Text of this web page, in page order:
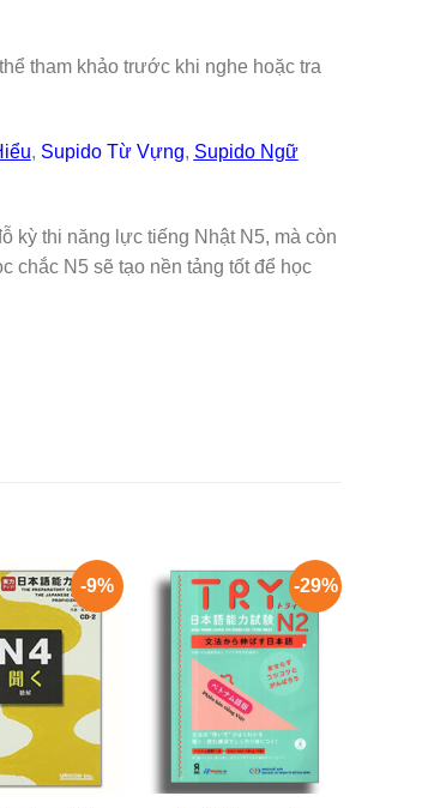
tham khảo trước khi nghe hoặc tra
, Supido Từ Vựng, Supido Ngữ
kỳ thi năng lực tiếng Nhật N5, mà còn
chắc N5 sẽ tạo nền tảng tốt để học
-9% -29%